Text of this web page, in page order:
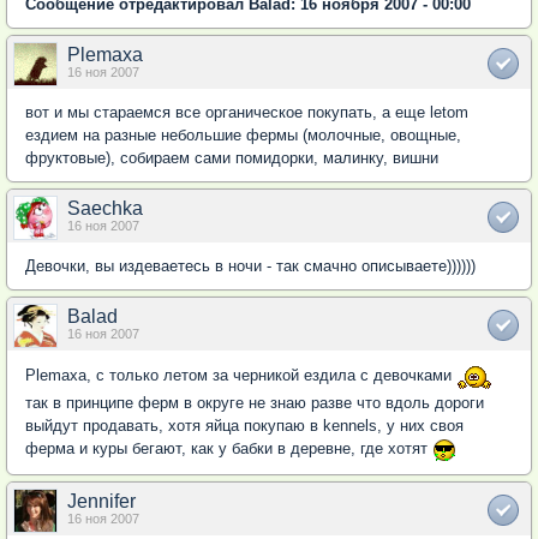
Сообщение отредактировал Balad: 16 ноября 2007 - 00:00
Plemaxa
16 ноя 2007
вот и мы стараемся все органическое покупать, а еще letom
ездиeм на разные небольшие фермы (молочные, овощные,
фруктовые), собираем сами помидорки, малинку, вишни
Saechka
16 ноя 2007
Девочки, вы издеваетесь в ночи - так смачно описываете))))))
Balad
16 ноя 2007
Plemaxa, с только летом за черникой ездила с девочками
так в принципе ферм в округе не знаю разве что вдоль дороги
выйдут продавать, хотя яйца покупаю в kennels, у них своя
ферма и куры бегают, как у бабки в деревне, где хотят
Jennifer
16 ноя 2007